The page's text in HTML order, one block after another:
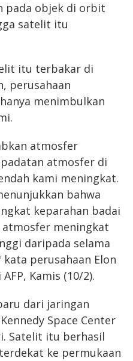
pada objek di orbit
satelit itu
itu terbakar di
perusahaan
menimbulkan
atmosfer
atmosfer di
kami meningkat.
bahwa
keparahan badai
meningkat
daripada selama
perusahaan Elon
Kamis (10/2).
dari jaringan
Space Center
Satelit itu berhasil
ke permukaan